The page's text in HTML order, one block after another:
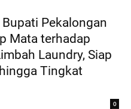
Pekalongan
Mata terhadap
Laundry, Siap
Tingkat
0